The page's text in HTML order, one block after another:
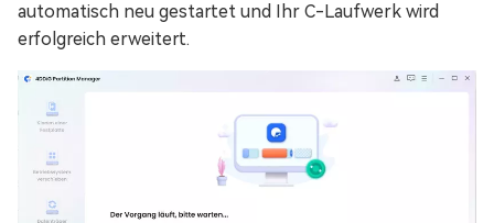
automatisch neu gestartet und Ihr C-Laufwerk wird
erfolgreich erweitert.